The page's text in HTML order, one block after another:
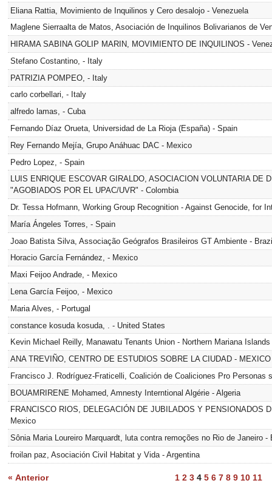
Eliana Rattia, Movimiento de Inquilinos y Cero desalojo - Venezuela
Maglene Sierraalta de Matos, Asociación de Inquilinos Bolivarianos de
HIRAMA SABINA GOLIP MARIN, MOVIMIENTO DE INQUILINOS -
Stefano Costantino, - Italy
PATRIZIA POMPEO, - Italy
carlo corbellari, - Italy
alfredo lamas, - Cuba
Fernando Díaz Orueta, Universidad de La Rioja (España) - Spain
Rey Fernando Mejía, Grupo Anáhuac DAC - Mexico
Pedro Lopez, - Spain
LUIS ENRIQUE ESCOVAR GIRALDO, ASOCIACION VOLUNTARIA DE
"AGOBIADOS POR EL UPAC/UVR" - Colombia
Dr. Tessa Hofmann, Working Group Recognition - Against Genocide, for
María Ángeles Torres, - Spain
Joao Batista Silva, Associação Geógrafos Brasileiros GT Ambiente -
Horacio García Fernández, - Mexico
Maxi Feijoo Andrade, - Mexico
Lena García Feijoo, - Mexico
Maria Alves, - Portugal
constance kosuda kosuda, . - United States
Kevin Michael Reilly, Manawatu Tenants Union - Northern Mariana Islands
ANA TREVIÑO, CENTRO DE ESTUDIOS SOBRE LA CIUDAD -
Francisco J. Rodríguez-Fraticelli, Coalición de Coaliciones Pro Personas
BOUAMRIRENE Mohamed, Amnesty Interntional Algérie - Algeria
FRANCISCO RIOS, DELEGACIÓN DE JUBILADOS Y PENSIONADOS
Mexico
Sônia Maria Loureiro Marquardt, luta contra remoções no Rio de Janeiro -
froilan paz, Asociación Civil Habitat y Vida - Argentina
« Anterior 1 2 3 4 5 6 7 8 9 10 11